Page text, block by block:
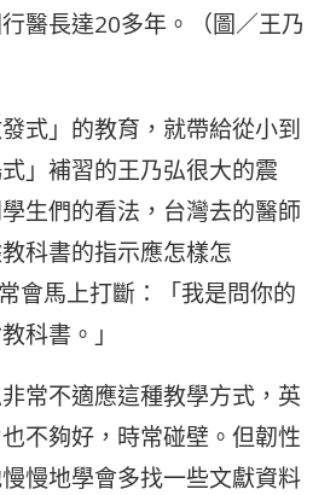
醫長達20多年。（圖／王乃
式」的教育，就帶給從小到
」補習的王乃弘很大的震
生們的看法，台灣去的醫師
科書的指示應怎樣怎
會馬上打斷：「我是問你的
科書。」
常不適應這種教學方式，英
不夠好，時常碰壁。但韌性
慢地學會多找一些文獻資料